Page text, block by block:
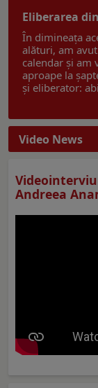
Eliberarea
În dimineața
alături, am
calendar și am
aproape la
și eliberator:
Video News
Andreea